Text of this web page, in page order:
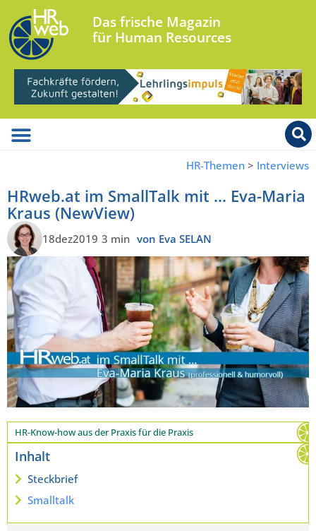
Das frische Magazin
für Human Resources
HR-Themen > Interviews
HRweb.at im SmallTalk mit … Eva-Maria
Kraus (NewView)
18dez2019 3 min von Eva SELAN
HR-Know-how aus der Praxis für die Praxis
Inhalt
Steckbrief
Smalltalk